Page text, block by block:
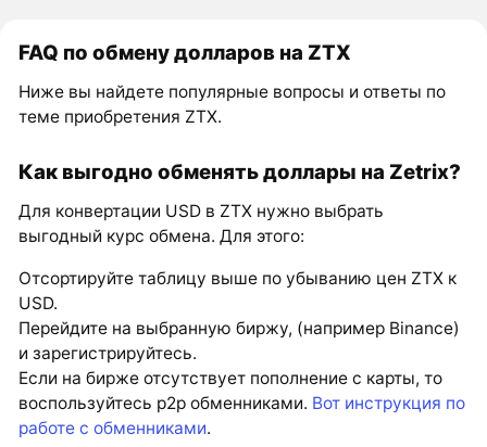
FAQ по обмену долларов на ZTX
Ниже вы найдете популярные вопросы и ответы по
теме приобретения ZTX.
Как выгодно обменять доллары на Zetrix?
Для конвертации USD в ZTX нужно выбрать
выгодный курс обмена. Для этого:
Отсортируйте таблицу выше по убыванию цен ZTX к
USD.
Перейдите на выбранную биржу, (например Binance)
и зарегистрируйтесь.
Если на бирже отсутствует пополнение с карты, то
воспользуйтесь p2p обменниками. Вот инструкция по
работе с обменниками.